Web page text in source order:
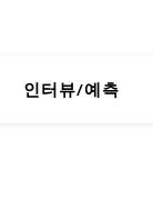
인터뷰/예측